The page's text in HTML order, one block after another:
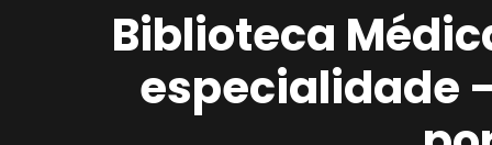
Biblioteca
especialidade